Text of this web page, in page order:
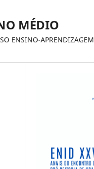
MÉDIO
ENSINO-APRENDIZAGEM